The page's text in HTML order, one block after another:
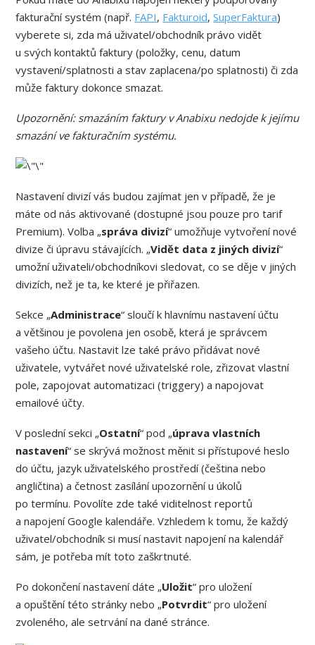
fakturační systém (např. FAPI, Fakturoid,SuperFaktura)
vyberete si, zda má uživatel/obchodník právo vidět
u svých kontaktů faktury (položky, cenu, datum
vystavení/splatnosti a stav zaplacena/po splatnosti) či zda
může faktury dokonce smazat.
Upozornění: smazáním faktury v Anabixu nedojde k jejímu
smazání ve fakturačním systému.
Nastavení divizí vás budou zajímat jen v případě, že je
máte od nás aktivované (dostupné jsou pouze pro tarif
Premium). Volba „správa divizí“ umožňuje vytvoření nové
divize či úpravu stávajících. „Vidět data z jiných divizí“
umožní uživateli/obchodníkovi sledovat, co se děje v jiných
divizích, než je ta, ke které je přiřazen.
Sekce „Administrace“ sloučí k hlavnímu nastavení účtu
a většinou je povolena jen osobě, která je správcem
vašeho účtu. Nastavit lze také právo přidávat nové
uživatele, vytvářet nové uživatelské role, zřizovat vlastní
pole, zapojovat automatizaci (triggery) a napojovat
emailové účty.
V poslední sekci „Ostatní“ pod „úprava vlastních
nastavení“ se skrývá možnost měnit si přístupové heslo
do účtu, jazyk uživatelského prostředí (čeština nebo
angličtina) a četnost zasílání upozornění u úkolů
po termínu. Povolíte zde také viditelnost reportů
a napojení Google kalendáře. Vzhledem k tomu, že každý
uživatel/obchodník si musí nastavit napojení na kalendář
sám, je potřeba mít toto zaškrtnuté.
Po dokončení nastavení dáte „Uložit“ pro uložení
a opuštění této stránky nebo „Potvrdit“ pro uložení
zvoleného, ale setrvání na dané stránce.